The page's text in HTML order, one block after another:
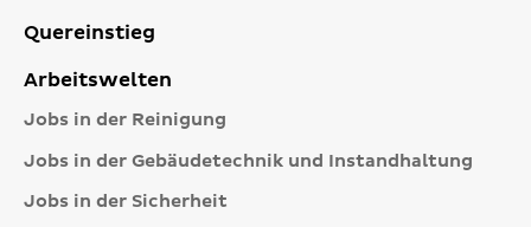
Quereinstieg
Arbeitswelten
Jobs in der Reinigung
Jobs in der Gebäudetechnik und Instandhaltung
Jobs in der Sicherheit